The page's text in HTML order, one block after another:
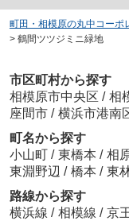
町田・相模原の丸中コーポ
> 鶴間ツツジミニ緑地
市区町村から探す
相模原市中央区 / 相
座間市 / 横浜市港南
町名から探す
小山町 / 東橋本 / 相
東淵野辺 / 橋本 / 東
路線から探す
横浜線 / 相模線 / 京